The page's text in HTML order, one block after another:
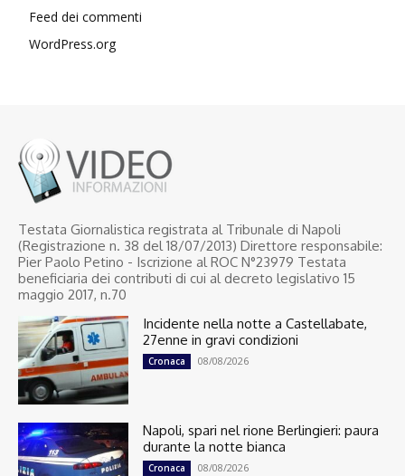
Feed dei commenti
WordPress.org
Testata Giornalistica registrata al Tribunale di Napoli
(Registrazione n. 38 del 18/07/2013) Direttore responsabile:
Pier Paolo Petino - Iscrizione al ROC N°23979 Testata
beneficiaria dei contributi di cui al decreto legislativo 15
maggio 2017, n.70
Incidente nella notte a Castellabate,
27enne in gravi condizioni
Cronaca 08/08/2026
Napoli, spari nel rione Berlingieri: paura
durante la notte bianca
Cronaca 08/08/2026